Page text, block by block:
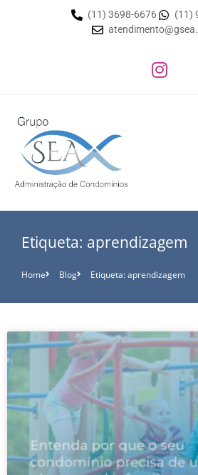
(11) 3698-6676
(11)
Etiqueta: aprendizagem
Home Blog Etiqueta: aprendizagem